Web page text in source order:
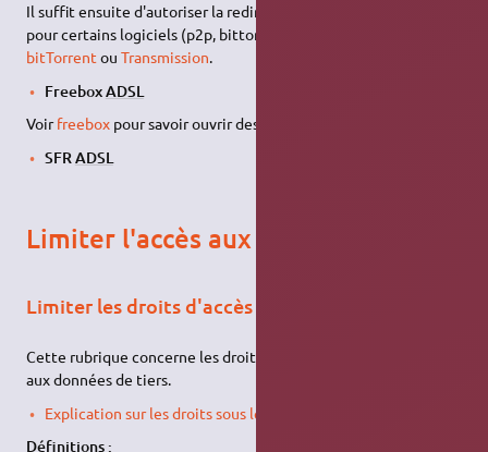
Il suffit ensuite d'autoriser la redirection (forward) de ports
pour certains logiciels (p2p, bittorent, …) tel que
bitTorrent ouTransmission.
FreeboxADSL
Voirfreebox pour savoir ouvrir des ports de connexions.
SFRADSL
Limiter l'accès aux fichiers
Limiter les droits d'accès aux fichiers
Cette rubrique concerne les droits d'accès à vos données ou
aux données de tiers.
Explication sur les droits sous les systèmes Linux
Définitions :